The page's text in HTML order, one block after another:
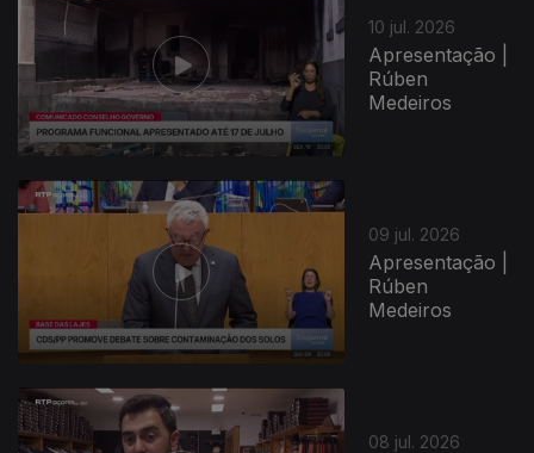
10 jul. 2026
Apresentação |
Rúben
Medeiros
09 jul. 2026
Apresentação |
Rúben
Medeiros
08 jul. 2026